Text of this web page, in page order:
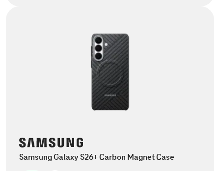
Samsung Galaxy S26+ Carbon Magnet Case